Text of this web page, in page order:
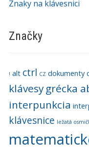
Znaky na klávesnici
Značky
! alt ctrl CZ dokumenty
klávesy grécka
interpunkcia
klávesnice ležatá